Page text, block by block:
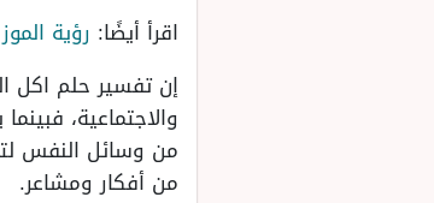
اقرأ أيضًا: رؤية
إن تفسير حلم اكل
والاجتماعية،
من وسائل النفس
من أفكار ومشاعر.